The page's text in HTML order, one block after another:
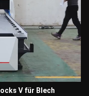
V für Blech